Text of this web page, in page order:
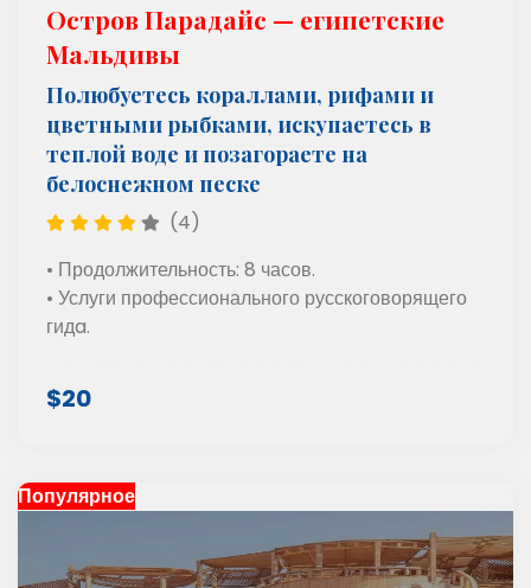
Остров Парадайс — eгипетские
Мальдивы
Полюбуетесь кораллами, рифами и
цветными рыбками, искупаетесь в
теплой воде и позагораете на
белоснежном песке
(4)
• Продолжительность: 8 часов.
• Услуги профессионального русскоговорящего
гидa.
$20
Популярное